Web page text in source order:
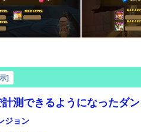
]
計測できるようになったダ
ジョン